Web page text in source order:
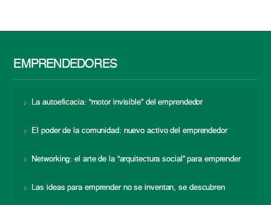
EMPRENDEDORES
La autoeficacia: “motor invisible” del emprendedor
El poder de la comunidad: nuevo activo del emprendedor
Networking: el arte de la “arquitectura social” para emprender
Las ideas para emprender no se inventan, se descubren